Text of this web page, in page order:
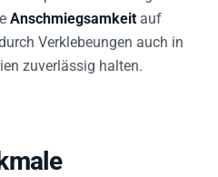
Anschmiegsamkeit auf
Verklebeungen auch in
zuverlässig halten.